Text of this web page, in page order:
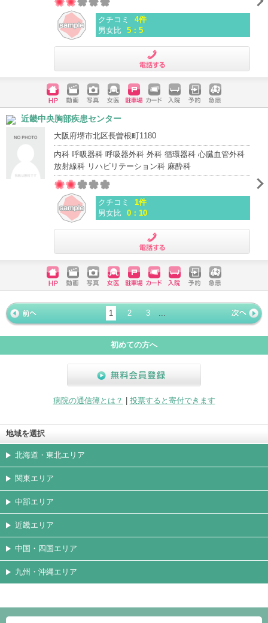
クチコミ
4件
男女比 5：5
ホームペ
ージ
動画 写真 女医 駐車場
クレジッ
入院 予約 急患
近畿中央胸部疾患センター
大阪府堺市北区長曽根町1180
内科 呼吸器科 呼吸器外科 外科 循環器科 心臓血管外科
放射線科 リハビリテーション科 麻酔科
クチコミ
1件
男女比 0：10
ホームペ
ージ
動画 写真 女医 駐車場
クレジッ
トカード
入院 予約 急患
« 前ペー
ジ
1 2 3
次ページ
»
初めての方へ
病院の通信簿とは？
投票すると寄付できます
地域を選択
北海道・東北エリア
関東エリア
中部エリア
近畿エリア
中国・四国エリア
九州・沖縄エリア